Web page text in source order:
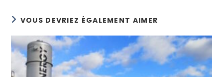
VOUS DEVRIEZ ÉGALEMENT AIMER